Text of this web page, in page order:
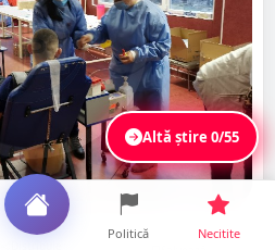
Altă știre0/55
Politică Necitite